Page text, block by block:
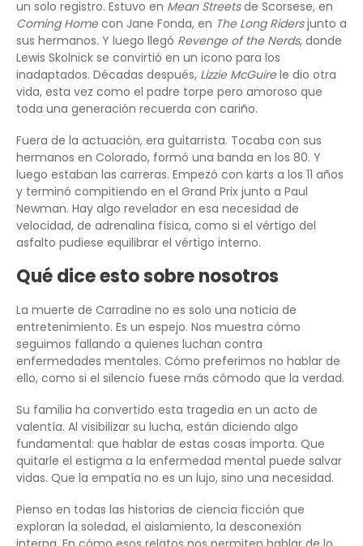
un solo registro. Estuvo en Mean Streetsde Scorsese, en
Coming Homecon Jane Fonda, en The Long Ridersjunto a
sus hermanos. Y luego llegó Revenge of the Nerds, donde
Lewis Skolnick se convirtió en un icono para los
inadaptados. Décadas después, Lizzie McGuirele dio otra
vida, esta vez como el padre torpe pero amoroso que
toda una generación recuerda con cariño.
Fuera de la actuación, era guitarrista. Tocaba con sus
hermanos en Colorado, formó una banda en los 80. Y
luego estaban las carreras. Empezó con karts a los 11 años
y terminó compitiendo en el Grand Prix junto a Paul
Newman. Hay algo revelador en esa necesidad de
velocidad, de adrenalina física, como si el vértigo del
asfalto pudiese equilibrar el vértigo interno.
Qué dice esto sobre nosotros
La muerte de Carradine no es solo una noticia de
entretenimiento. Es un espejo. Nos muestra cómo
seguimos fallando a quienes luchan contra
enfermedades mentales. Cómo preferimos no hablar de
ello, como si el silencio fuese más cómodo que la verdad.
Su familia ha convertido esta tragedia en un acto de
valentía. Al visibilizar su lucha, están diciendo algo
fundamental: que hablar de estas cosas importa. Que
quitarle el estigma a la enfermedad mental puede salvar
vidas. Que la empatía no es un lujo, sino una necesidad.
Pienso en todas las historias de ciencia ficción que
exploran la soledad, el aislamiento, la desconexión